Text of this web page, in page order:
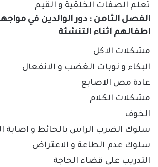
تعلم الصفات الخلقية و القيم
الفصل الثامن : دور الوالدين في
اطفالهم اثناء التنشئة
مشكلات الاكل
البكاء و نوبات الغضب و الانفعال
عادة مص الاصابع
مشكلات الكلام
الخوف
سلوك الضرب الراس بالحائط و اصابة
سلوك عدم الطاعة و الاعتراض
التدريب على قضاء الحاجة